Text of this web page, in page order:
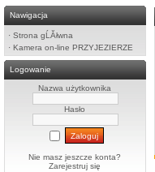
Nawigacja
· Strona gĹĂłwna
· Kamera on-line PRZYJEZIERZE
Logowanie
Nazwa użytkownika
Hasło
Nie masz jeszcze konta?
Zarejestruj się